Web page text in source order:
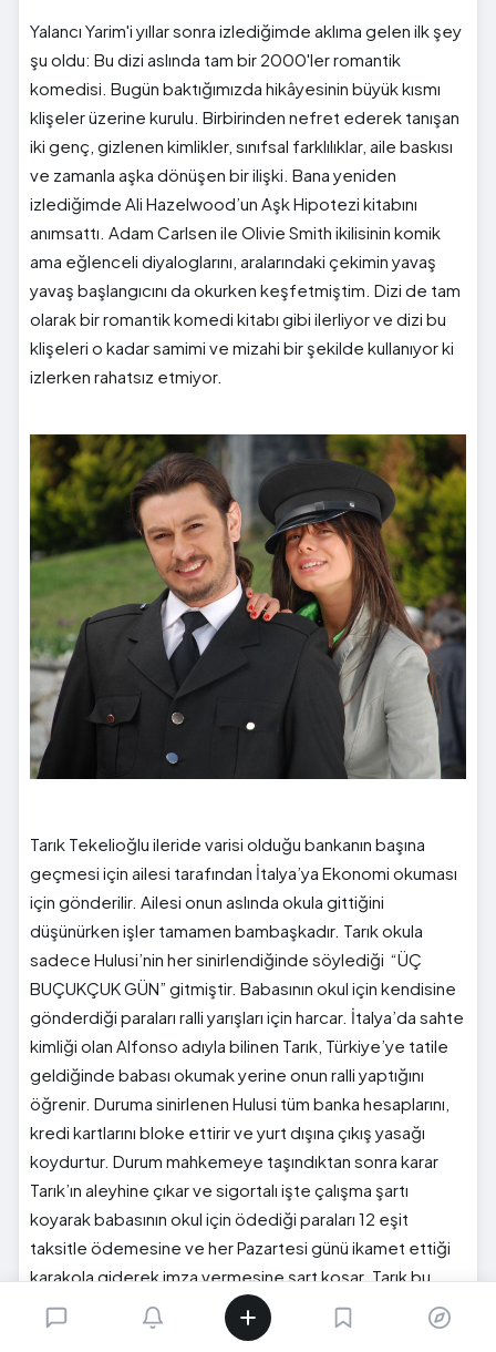
Yalancı Yarim'i yıllar sonra izlediğimde aklıma gelen ilk şey
şu oldu: Bu dizi aslında tam bir 2000'ler romantik
komedisi. Bugün baktığımızda hikâyesinin büyük kısmı
klişeler üzerine kurulu. Birbirinden nefret ederek tanışan
iki genç, gizlenen kimlikler, sınıfsal farklılıklar, aile baskısı
ve zamanla aşka dönüşen bir ilişki. Bana yeniden
izlediğimde Ali Hazelwood’un Aşk Hipotezi kitabını
anımsattı. Adam Carlsen ile Olivie Smith ikilisinin komik
ama eğlenceli diyaloglarını, aralarındaki çekimin yavaş
yavaş başlangıcını da okurken keşfetmiştim. Dizi de tam
olarak bir romantik komedi kitabı gibi ilerliyor ve dizi bu
klişeleri o kadar samimi ve mizahi bir şekilde kullanıyor ki
izlerken rahatsız etmiyor.
Tarık Tekelioğlu ileride varisi olduğu bankanın başına
geçmesi için ailesi tarafından İtalya’ya Ekonomi okuması
için gönderilir. Ailesi onun aslında okula gittiğini
düşünürken işler tamamen bambaşkadır. Tarık okula
sadece Hulusi’nin her sinirlendiğinde söylediği “ÜÇ
BUÇUKÇUK GÜN” gitmiştir. Babasının okul için kendisine
gönderdiği paraları ralli yarışları için harcar. İtalya’da sahte
kimliği olan Alfonso adıyla bilinen Tarık, Türkiye’ye tatile
geldiğinde babası okumak yerine onun ralli yaptığını
öğrenir. Duruma sinirlenen Hulusi tüm banka hesaplarını,
kredi kartlarını bloke ettirir ve yurt dışına çıkış yasağı
koydurtur. Durum mahkemeye taşındıktan sonra karar
Tarık’ın aleyhine çıkar ve sigortalı işte çalışma şartı
koyarak babasının okul için ödediği paraları 12 eşit
taksitle ödemesine ve her Pazartesi günü ikamet ettiği
karakola giderek imza vermesine şart koşar. Tarık bu
durum karşısında da evi terk eder ve küçükken kendisine
dadılık yapan Hacer annenin, Vahi Özkul’un kızı Naz’ı okula